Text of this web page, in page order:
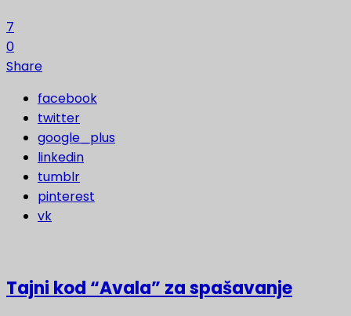
7
0
Share
facebook
twitter
google_plus
linkedin
tumblr
pinterest
vk
Tajni kod “Avala” za spašavanje